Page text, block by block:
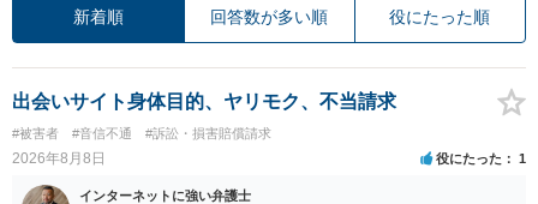
新着順 回答数が多い順 役にたった順
出会いサイト身体目的、ヤリモク、不当請求
#被害者 #音信不通 #訴訟・損害賠償請求
2026年8月8日 役にたった 1
インターネットに強い弁護士